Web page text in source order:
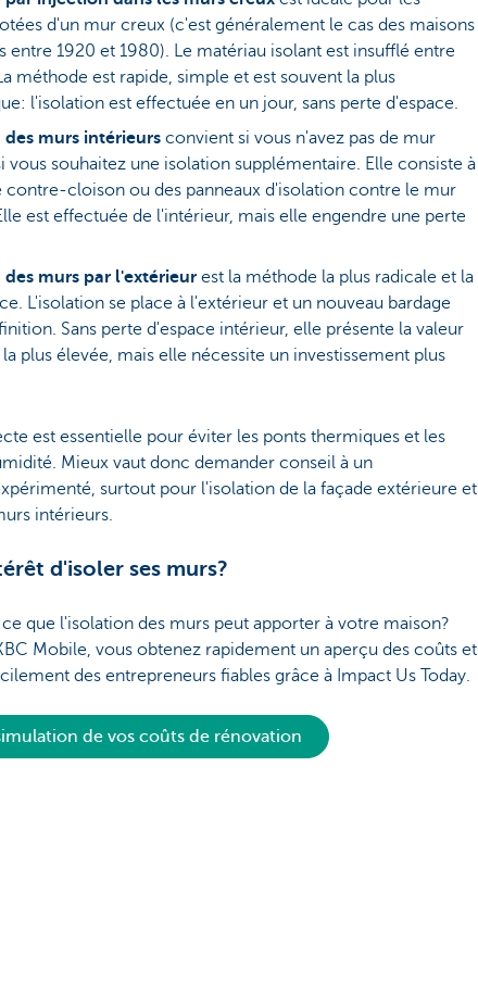
d'un mur creux (c'est généralement le cas des maisons
entre 1920 et 1980). Le matériau isolant est insufflé entre
méthode est rapide, simple et est souvent la plus
l'isolation est effectuée en un jour, sans perte d'espace.
murs intérieursconvient si vous n'avez pas de mur
vous souhaitez une isolation supplémentaire. Elle consiste à
contre-cloison ou des panneaux d'isolation contre le mur
est effectuée de l'intérieur, mais elle engendre une perte
murs par l'extérieurest la méthode la plus radicale et la
L'isolation se place à l'extérieur et un nouveau bardage
Sans perte d'espace intérieur, elle présente la valeur
plus élevée, mais elle nécessite un investissement plus
est essentielle pour éviter les ponts thermiques et les
Mieux vaut donc demander conseil à un
surtout pour l'isolation de la façade extérieure et
intérieurs.
d'isoler ses murs?
ce que l'isolation des murs peut apporter à votre maison?
Mobile, vous obtenez rapidement un aperçu des coûts et
des entrepreneurs fiables grâce à Impact Us Today.
de vos coûts de rénovation